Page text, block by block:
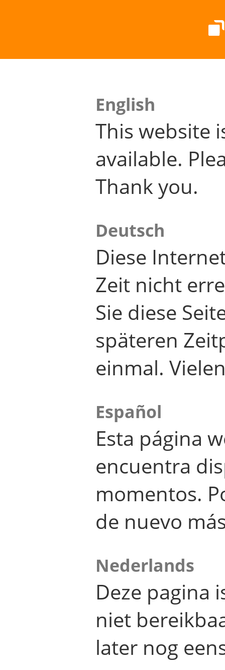
English
This website
available.
Thank you.
Deutsch
Diese
Zeit nicht
Sie diese
späteren
einmal.
Español
Esta página
encuentra
momentos.
de nuevo
Nederlands
Deze pagina
niet
later nog